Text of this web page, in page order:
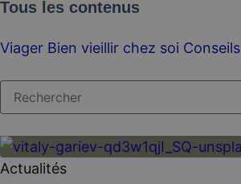
Tous les contenus
Viager Bien vieillir chez soi Conseils
Actualités